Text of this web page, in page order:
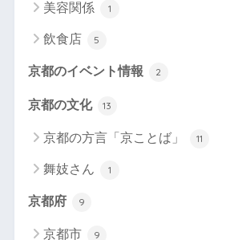
美容関係 1
飲食店 5
京都のイベント情報 2
京都の文化 13
京都の方言「京ことば」 11
舞妓さん 1
京都府 9
京都市 9